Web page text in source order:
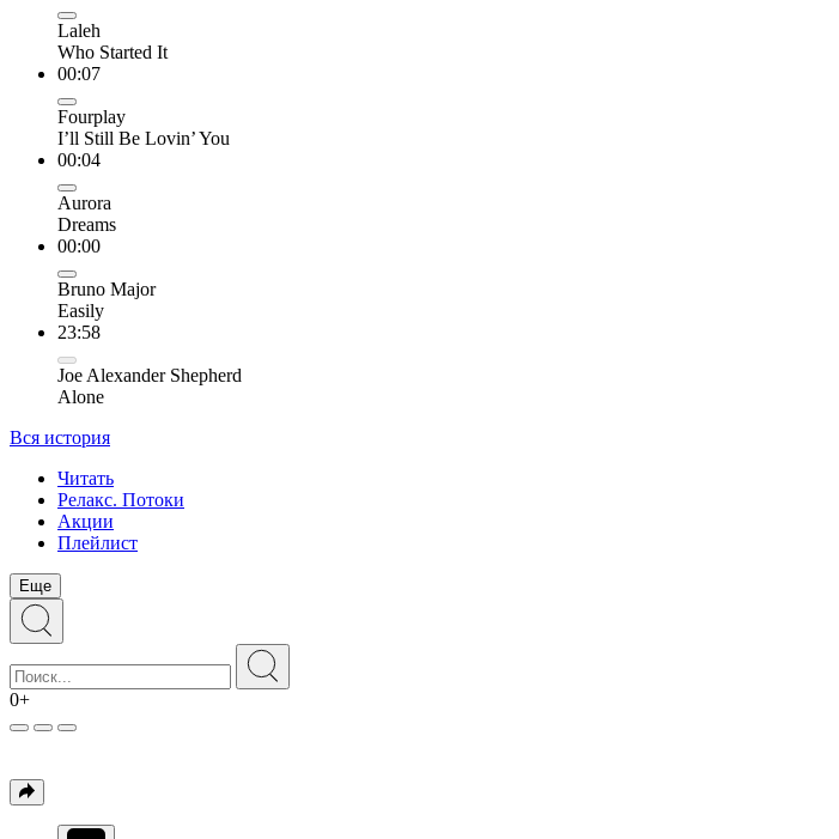
Laleh
Who Started It
00:07
Fourplay
I’ll Still Be Lovin’ You
00:04
Aurora
Dreams
00:00
Bruno Major
Easily
23:58
Joe Alexander Shepherd
Alone
Вся история
Читать
Релакс. Потоки
Акции
Плейлист
Еще
0+